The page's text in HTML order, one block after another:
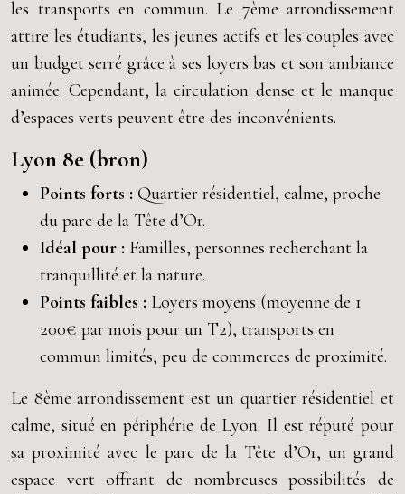
les transports en commun. Le 7ème arrondissement
attire les étudiants, les jeunes actifs et les couples avec
un budget serré grâce à ses loyers bas et son ambiance
animée. Cependant, la circulation dense et le manque
d’espaces verts peuvent être des inconvénients.
Lyon 8e (bron)
Points forts : Quartier résidentiel, calme, proche
du parc de la Tête d’Or.
Idéal pour : Familles, personnes recherchant la
tranquillité et la nature.
Points faibles : Loyers moyens (moyenne de 1
200€ par mois pour un T2), transports en
commun limités, peu de commerces de proximité.
Le 8ème arrondissement est un quartier résidentiel et
calme, situé en périphérie de Lyon. Il est réputé pour
sa proximité avec le parc de la Tête d’Or, un grand
espace vert offrant de nombreuses possibilités de